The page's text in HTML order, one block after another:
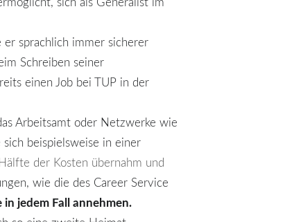
er sprachlich immer sicherer
Schreiben seiner
einen Job bei TUP in der
Arbeitsamt oder Netzwerke wie
beispielsweise in einer
der Kosten übernahm und
wie die des Career Service
jedem Fall annehmen.